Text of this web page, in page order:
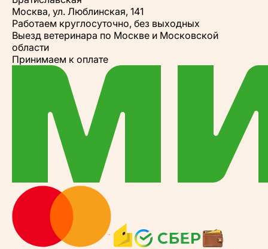
Москва, ул. Люблинская, 141
Работаем круглосуточно, без выходных
Выезд ветеринара по Москве и Московской
области
Принимаем к оплате